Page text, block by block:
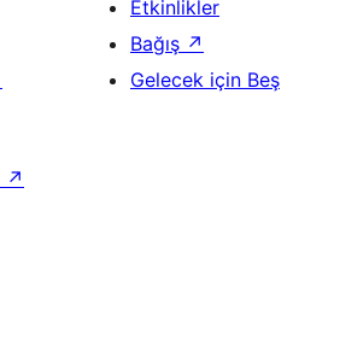
Etkinlikler
Bağış ↗
Gelecek için Beş
↗